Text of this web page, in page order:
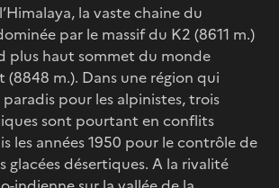
la vaste chaine du
par le massif du K2 (8611 m.)
plus haut sommet du monde
(8848 m.). Dans une région qui
pour les alpinistes, trois
sont pourtant en conflits
les années 1950 pour le contrôle de
glacées désertiques. A la rivalité